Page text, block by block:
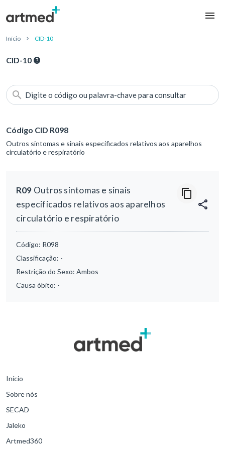
Início CID-10
CID-10
Digite o código ou palavra-chave para consultar
Código CID R098
Outros sintomas e sinais especificados relativos aos aparelhos
circulatório e respiratório
R09 Outros sintomas e sinais
especificados relativos aos aparelhos
circulatório e respiratório
Código: R098
Classificação: -
Restrição do Sexo: Ambos
Causa óbito: -
Início
Sobre nós
SECAD
Jaleko
Artmed360